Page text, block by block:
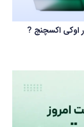
اوکی اکسچنج ?